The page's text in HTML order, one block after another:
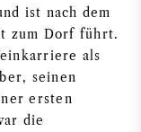
ist nach dem
zum Dorf führt.
als
seinen
ersten
die